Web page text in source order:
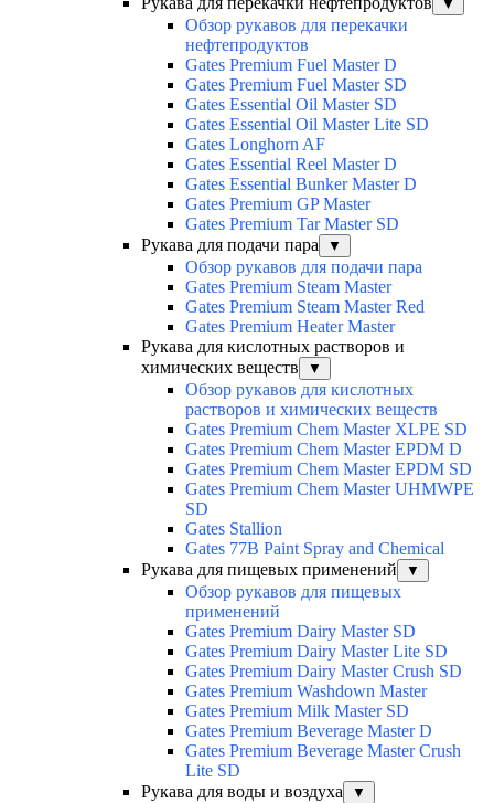
▼
Обзор рукавов для перекачки
нефтепродуктов
Gates Premium Fuel Master D
Gates Premium Fuel Master SD
Gates Essential Oil Master SD
Gates Essential Oil Master Lite SD
Gates Longhorn AF
Gates Essential Reel Master D
Gates Essential Bunker Master D
Gates Premium GP Master
Gates Premium Tar Master SD
Рукава для подачи пара
▼
Обзор рукавов для подачи пара
Gates Premium Steam Master
Gates Premium Steam Master Red
Gates Premium Heater Master
Рукава для кислотных растворов и
химических веществ
▼
Обзор рукавов для кислотных
растворов и химических веществ
Gates Premium Chem Master XLPE SD
Gates Premium Chem Master EPDM D
Gates Premium Chem Master EPDM SD
Gates Premium Chem Master UHMWPE
SD
Gates Stallion
Gates 77B Paint Spray and Chemical
Рукава для пищевых применений
▼
Обзор рукавов для пищевых
применений
Gates Premium Dairy Master SD
Gates Premium Dairy Master Lite SD
Gates Premium Dairy Master Crush SD
Gates Premium Washdown Master
Gates Premium Milk Master SD
Gates Premium Beverage Master D
Gates Premium Beverage Master Crush
Lite SD
Рукава для воды и воздуха
▼